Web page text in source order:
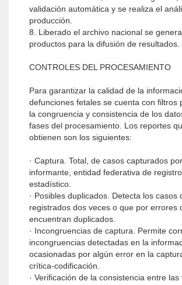
validación automática y se realiza el
producción.
8. Liberado el archivo nacional se
productos para la difusión de resultados.
CONTROLES DEL PROCESAMIENTO
Para garantizar la calidad de la
defunciones fetales se cuenta con filtros
la congruencia y consistencia de los
fases del procesamiento. Los reportes
obtienen son los siguientes:
· Captura. Total, de casos capturados
informante, entidad federativa de
estadístico.
· Posibles duplicados. Detecta los casos
registrados dos veces o que por errores
encuentran duplicados.
· Incongruencias de captura. Permite
incongruencias detectadas en la
ocasionadas por algún error en la
crítica-codificación.
· Verificación de la consistencia entre las